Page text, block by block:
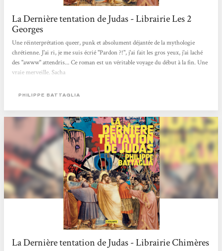
La Dernière tentation de Judas - Librairie Les 2
Georges
Une réinterprétation queer, punk et absolument déjantée de la mythologie
chrétienne. J'ai ri, je me suis écrié "Pardon ?!", j'ai fait les gros yeux, j'ai laché
des "awww" attendris... Ce roman est un véritable voyage du début à la fin. Une
vraie merveille. Sacha
PHILIPPE BATTAGLIA
La Dernière tentation de Judas - Librairie Chimères